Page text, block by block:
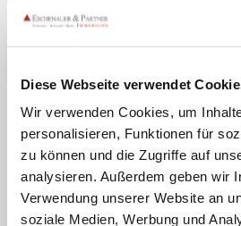
Diese Webseite verwendet
Wir verwenden Cookies, um
personalisieren, Funktionen für
zu können und die Zugriffe auf
analysieren. Außerdem geben wir
Verwendung unserer Website an
soziale Medien, Werbung und
Wesentlicher Energieträger
Energieausweis Baujahr
Energieausweis Gebäudeart
Heizung
Befeuerung